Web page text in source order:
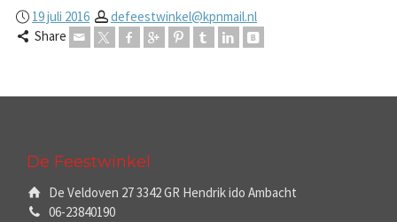
19 juli 2016
defeestwinkel@kpnmail.nl
Share
De Feestwinkel
De Veldoven 27 3342 GR Hendrik ido Ambacht
06-23840190